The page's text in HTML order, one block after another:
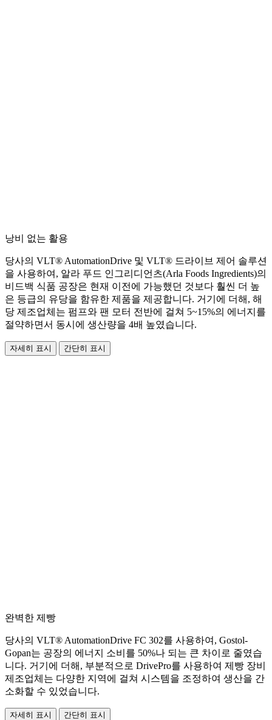
낭비 없는 활용
당사의 VLT® AutomationDrive 및 VLT® 드라이브 제어 솔루션
을 사용하여, 알라 푸드 인그리디언츠(Arla Foods Ingredients)의
비드백 식품 공장은 현재 이전에 가능했던 것보다 훨씬 더 높
은 등급의 유당을 함유한 제품을 제공합니다. 거기에 더해, 해
당 제조업체는 펌프와 팬 모터 전반에 걸쳐 5~15%의 에너지를
절약하면서 동시에 생산량을 4배 높였습니다.
자세히 표시 간단히 표시
완벽한 제빵
당사의 VLT® AutomationDrive FC 302를 사용하여, Gostol-
Gopan는 공장의 에너지 소비를 50%나 되는 큰 차이로 줄였습
니다. 거기에 더해, 부분적으로 DrivePro를 사용하여 제빵 장비
제조업체는 다양한 지역에 걸쳐 시스템을 조정하여 생산을 간
소화할 수 있었습니다.
자세히 표시 간단히 표시